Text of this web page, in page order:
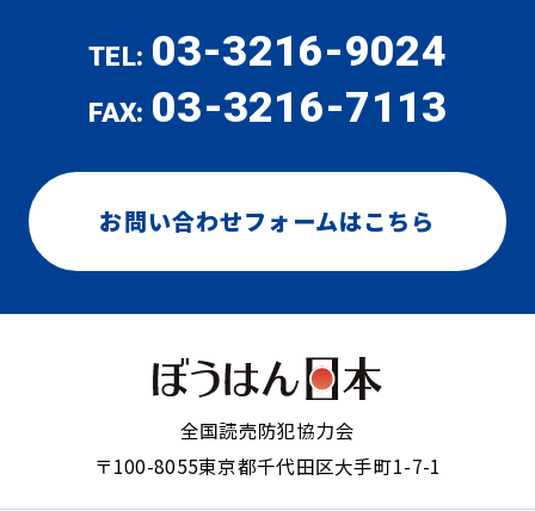
TEL: 03-3216-9024
FAX: 03-3216-7113
お問い合わせフォームはこちら
全国読売防犯協力会
〒100-8055東京都千代田区大手町1-7-1